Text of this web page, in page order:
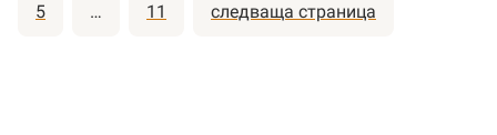
на
5 … 11 следваща страница